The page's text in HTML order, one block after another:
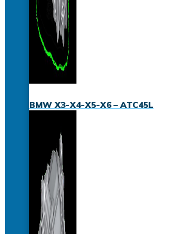
BMW X3-X4-X5-X6 – ATC45L